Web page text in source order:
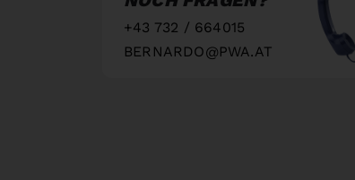
+43 732 / 664015
BERNARDO@PWA.AT